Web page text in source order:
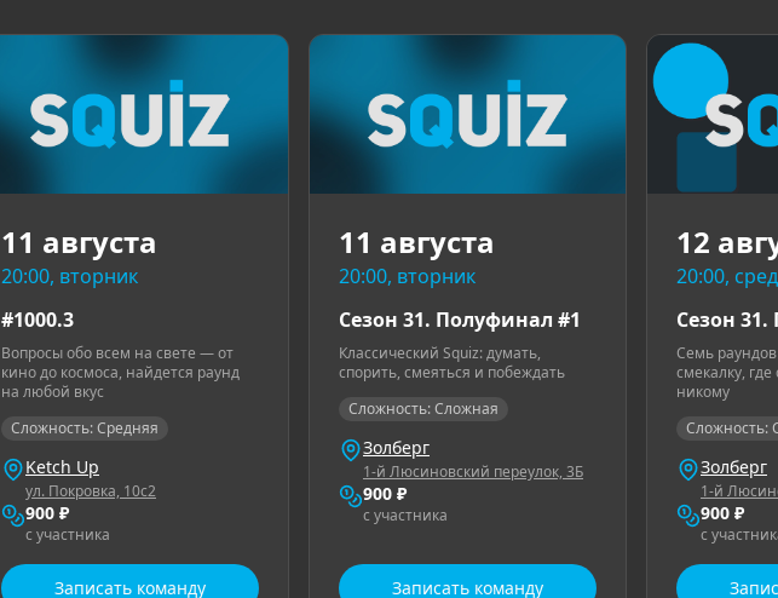
11 августа
20:00, вторник
#1000.3
Вопросы обо всем на свете — от
кино до космоса, найдется раунд
на любой вкус
Сложность: Средняя
Ketch Up
ул. Покровка, 10с2
900 ₽
с участника
Записать команду
11 августа
20:00, вторник
Сезон 31. Полуфинал #1
Классический Squiz: думать,
спорить, смеяться и побеждать
Сложность: Сложная
Золберг
1-й Люсиновский переулок, 3Б
900 ₽
с участника
Записать команду
12
20:00,
Сезон
Семь
смекалку,
никому
Сложность:
Золберг
1-й
900 ₽
с